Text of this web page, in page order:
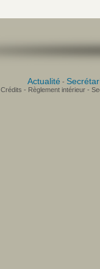
Actualité -
Crédits - Règlement intérieur-